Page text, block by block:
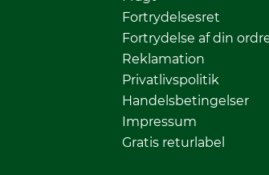
Fortrydelsesret
Fortrydelse af din
Reklamation
Privatlivspolitik
Handelsbetingelser
Impressum
Gratis returlabel